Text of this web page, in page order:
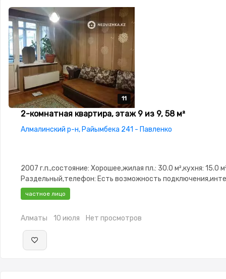
11
11
11
11
11
2-комнатная квартира, этаж 9 из 9, 58 м²
Алмалинский р-н, Райымбека 241 - Павленко
2007 г.п.,состояние: Хорошее,жилая пл.: 30.0 м²,кухня: 15.0
Раздельный,телефон: Есть возможность
TV кабель,Частично меблирована,Частично
охраняемая
кухня,Счётчики,Тихий двор,Кондиционер
частное лицо
Алматы 10 июля Нет просмотров